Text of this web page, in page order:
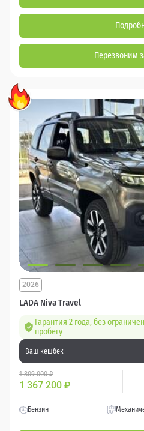
Перезвоним
LADA Niva Travel
2026
Гарантия 2 года, без
пробегу
Ваш кешбек
1 809 000 ₽
1 367 200 ₽
Бензин